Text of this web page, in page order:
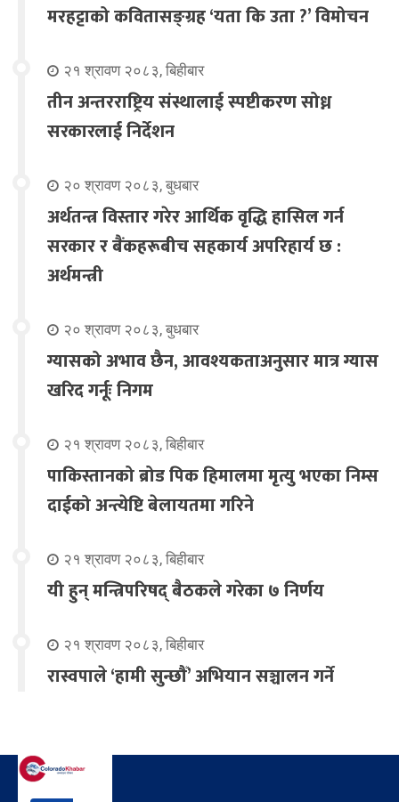
मरहट्टाको कवितासङ्ग्रह ‘यता कि उता ?’ विमोचन
२१ श्रावण २०८३, बिहीबार
तीन अन्तरराष्ट्रिय संस्थालाई स्पष्टीकरण सोध्न
सरकारलाई निर्देशन
२० श्रावण २०८३, बुधबार
अर्थतन्त्र विस्तार गरेर आर्थिक वृद्धि हासिल गर्न
सरकार र बैंकहरूबीच सहकार्य अपरिहार्य छ :
अर्थमन्त्री
२० श्रावण २०८३, बुधबार
ग्यासको अभाव छैन, आवश्यकताअनुसार मात्र ग्यास
खरिद गर्नूः निगम
२१ श्रावण २०८३, बिहीबार
पाकिस्तानको ब्रोड पिक हिमालमा मृत्यु भएका निम्स
दाईको अन्त्येष्टि बेलायतमा गरिने
२१ श्रावण २०८३, बिहीबार
यी हुन् मन्त्रिपरिषद् बैठकले गरेका ७ निर्णय
२१ श्रावण २०८३, बिहीबार
रास्वपाले ‘हामी सुन्छौँ’ अभियान सञ्चालन गर्ने